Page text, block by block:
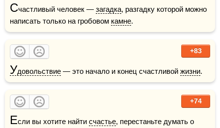
Счастливый человек — загадка, разгадку которой можно
написать только на гробовом камне.
+83
Удовольствие — это начало и конец счастливой жизни.
+74
Если вы хотите найти счастье, перестаньте думать о